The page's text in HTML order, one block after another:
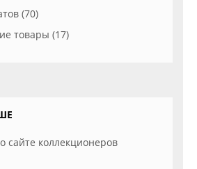
(70)
товары (17)
сайте коллекционеров